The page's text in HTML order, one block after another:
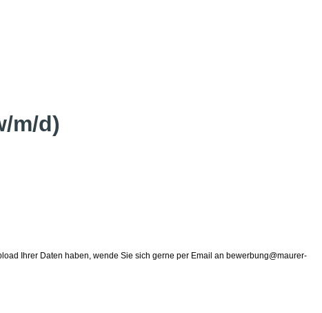
m/d)
Ihrer Daten haben, wende Sie sich gerne per Email an bewerbung@maurer-